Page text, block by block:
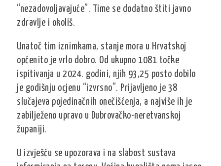
“nezadovoljavajuće”. Time se dodatno štiti javno
zdravlje i okoliš.
Unatoč tim iznimkama, stanje mora u Hrvatskoj
općenito je vrlo dobro. Od ukupno 1081 točke
ispitivanja u 2024. godini, njih 93,25 posto dobilo
je godišnju ocjenu “izvrsno”. Prijavljeno je 38
slučajeva pojedinačnih onečišćenja, a najviše ih je
zabilježeno upravo u Dubrovačko-neretvanskoj
županiji.
U izvješću se upozorava i na slabost sustava